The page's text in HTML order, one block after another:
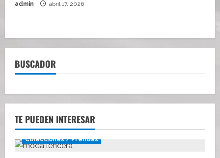
admin abril 17, 2026
BUSCADOR
TE PUEDEN INTERESAR
Colecciones / Prendas